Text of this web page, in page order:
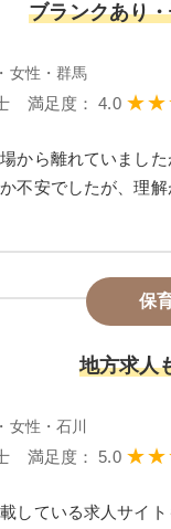
ブランクあり
女性・群馬
満足度： 4.0
から離れていまし
不安でしたが、理
保
地方求人
女性・石川
満足度： 5.0
している求人サイ